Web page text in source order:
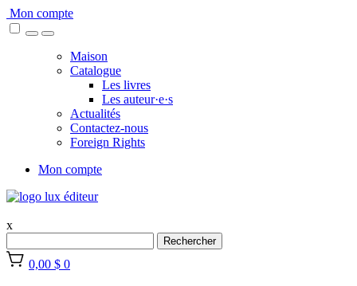
Skip
to
Mon compte
Maison
Catalogue
Les livres
Les auteur·e·s
Actualités
Contactez-nous
Foreign Rights
Mon compte
x
Rechercher
0,00 $ 0